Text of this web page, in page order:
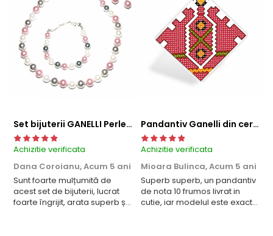
Set bijuterii GANELLI Perle Mallorca - colier, bratara, cercei (argintiu-lila)
Achizitie verificata
Dana Coroianu,Acum 5 ani
Sunt foarte mulțumită de
acest set de bijuterii, lucrat
foarte îngrijit, arata superb și
Pandantiv Ganelli din ceramica si argint cu motive romanesti din Muntenia - Vlașca
Achizitie verificata
Mioara Bulinca,Acum 5 ani
Superb superb, un pandantiv
de nota 10 frumos livrat in
cutie, iar modelul este exact